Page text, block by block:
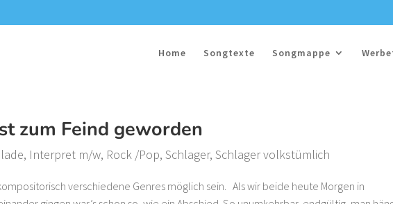
Home Songtexte Songmappe
zum Feind geworden
, Interpret m/w, Rock /Pop,Schlager,Schlager volkstümlich
verschiedene Genres möglich sein. Als wir beide heute Morgen in